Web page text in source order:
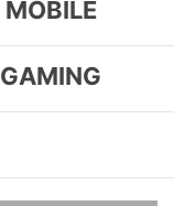
MOBILE
GAMING